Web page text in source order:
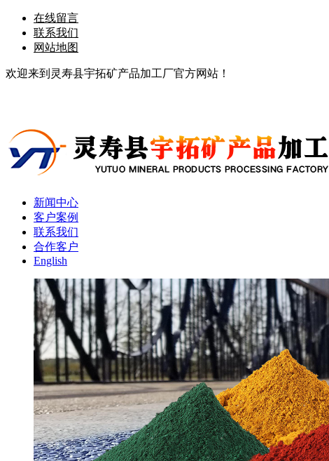
在线留言
联系我们
网站地图
欢迎来到灵寿县宇拓矿产品加工厂官方网站！
新闻中心
客户案例
联系我们
合作客户
English